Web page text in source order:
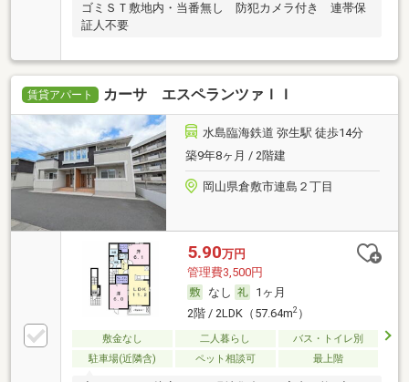
ゴミＳＴ敷地内・当番無し 防犯カメラ付き 連帯保
証人不要
賃貸アパート カーサ エスペランツァＩＩ
水島臨海鉄道 弥生駅 徒歩14分
築9年8ヶ月 / 2階建
岡山県倉敷市連島２丁目
5.90万円
管理費3,500円
なし
1ヶ月
2階 / 2LDK（57.64m2）
敷金なし 二人暮らし
バス・トイレ別
駐車場(近隣含)
ペット相談可 最上階